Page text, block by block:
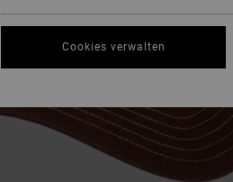
Cookies verwalten